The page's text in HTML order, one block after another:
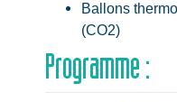
Ballons
(CO2)
Programme :